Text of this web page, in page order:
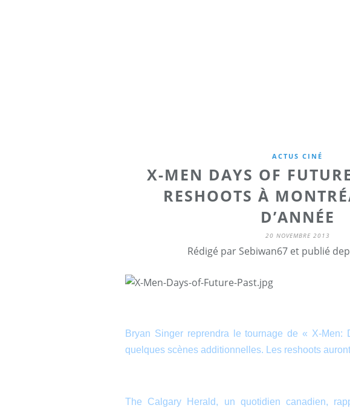
ACTUS CINÉ
X-MEN DAYS OF
RESHOOTS À
D’ANNÉE
20 NOVEMBRE 2013
Rédigé par Sebiwan67 et publié
Bryan Singer reprendra le tournage de « X-Men:
quelques scènes additionnelles. Les reshoots
The Calgary Herald, un quotidien canadien,